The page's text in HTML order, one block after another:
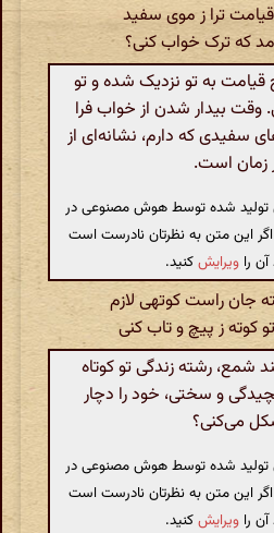
ترا ز موی سفید
که ترک خواب کنی؟
به تو نزدیک شده و تو
بیدار شدن از خواب فرا
سفیدی که دارم، نشانه‌ای از
زمان است.
تولید شده توسط هوش مصنوعی در
اگر این متن به نظرتان نادرست است
را ویرایشکنید.
جان راست کوتهی لازم
کوته ز پیچ و تاب کنی
رشته زندگی تو کوتاه
و سختی، خود را دچار
می‌کنی؟
تولید شده توسط هوش مصنوعی در
اگر این متن به نظرتان نادرست است
را ویرایشکنید.